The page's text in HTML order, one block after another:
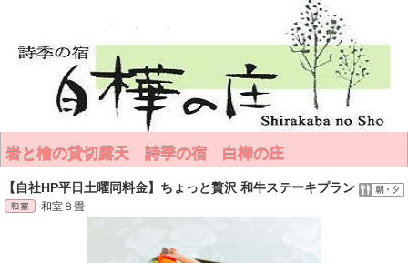
岩と檜の貸切露天 詩季の宿 白樺の庄
【自社HP平日土曜同料金】ちょっと贅沢 和牛ステーキプラン
和室８畳